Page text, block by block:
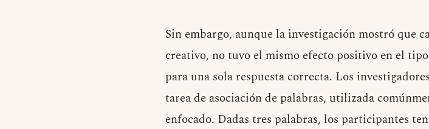
Sin embargo, aunque la investigación mostró que
creativo, no tuvo el mismo efecto positivo en el
para una sola respuesta correcta. Los
tarea de asociación de palabras, utilizada
enfocado. Dadas tres palabras, los participantes